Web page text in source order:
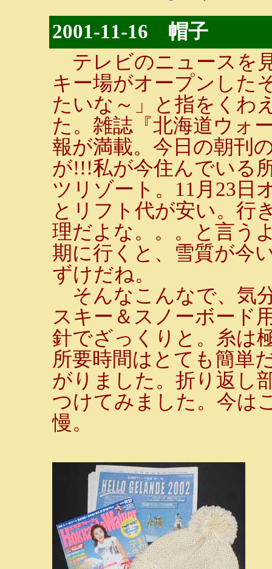
2001-11-16 帽子
テレビのニュースを
キー場がオープンした
たいな～」と指をくわ
た。雑誌『北海道ウォ
報が満載。今日の朝刊
が!!!私が今住んでいる
ツリゾート。11月23日
とリフト代が安い。行
理だよな。。。と言う
期に行くと、雪質が今
ずけだね。
そんなこんなで、気
スキー＆スノーボード
針でざっくりと。糸は
所要時間はとても簡単
がりました。折り返し
つけてみました。今は
慢。